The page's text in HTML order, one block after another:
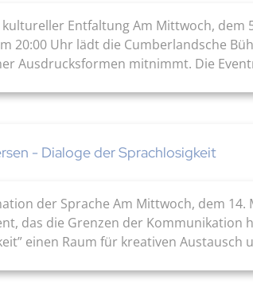
Entfaltung Am Mittwoch, dem
20:00 Uhr lädt die Cumberlandsche
Ausdrucksformen mitnimmt. Die
- Dialoge der Sprachlosigkeit
der Sprache Am Mittwoch, dem
das die Grenzen der
einen Raum für kreativen